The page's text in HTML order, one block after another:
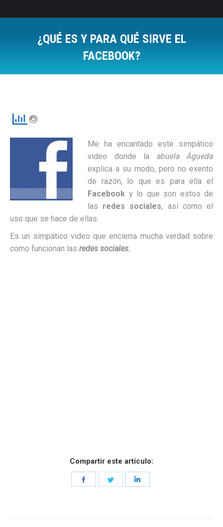
¿QUÉ ES Y PARA QUÉ SIRVE EL
FACEBOOK?
Me ha encantado este simpático
video donde la abuela Águeda
explica a su modo, pero no exento
de razón, lo que es para ella el
Facebook y lo que son estos de
las redes sociales, así como el
uso que se hace de ellas.
Es un simpático video que encierra mucha verdad sobre
como funcionan las redes sociales.
Compartir este artículo:
Share